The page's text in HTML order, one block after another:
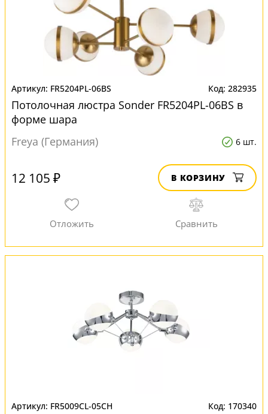
FR5204PL-06BS 282935
Потолочная люстра Sonder FR5204PL-06BS в
форме шара
Freya (Германия)
6 шт.
12 105 ₽ В КОРЗИНУ
FR5009CL-05CH 170340